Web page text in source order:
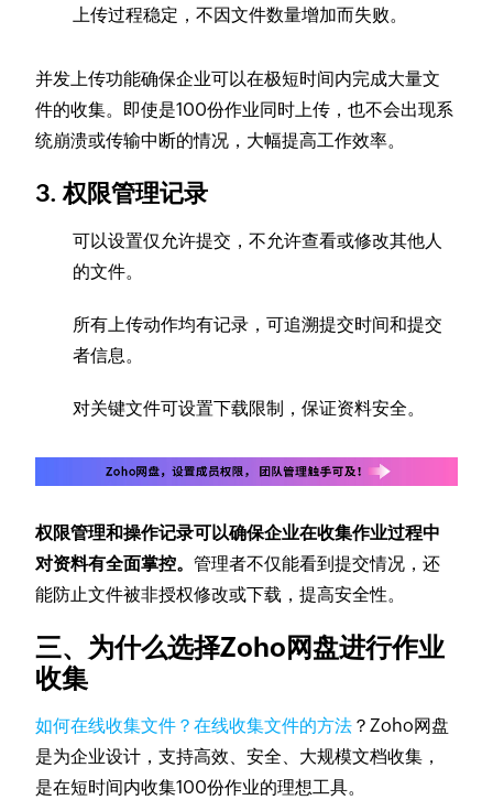
上传过程稳定，不因文件数量增加而失败。
并发上传功能确保企业可以在极短时间内完成大量文
件的收集。即使是100份作业同时上传，也不会出现系
统崩溃或传输中断的情况，大幅提高工作效率。
3. 权限管理记录
可以设置仅允许提交，不允许查看或修改其他人
的文件。
所有上传动作均有记录，可追溯提交时间和提交
者信息。
对关键文件可设置下载限制，保证资料安全。
权限管理和操作记录可以确保企业在收集作业过程中
对资料有全面掌控。管理者不仅能看到提交情况，还
能防止文件被非授权修改或下载，提高安全性。
三、为什么选择Zoho网盘进行作业
收集
如何在线收集文件？在线收集文件的方法 ？Zoho网盘
是为企业设计，支持高效、安全、大规模文档收集，
是在短时间内收集100份作业的理想工具。